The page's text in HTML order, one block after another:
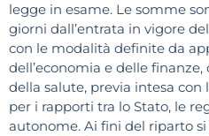
legge in esame. Le somme
giorni dall’entrata in vigore
con le modalità definite da
dell’economia e delle
della salute, previa intesa
per i rapporti tra lo Stato, le
autonome. Ai fini del riparto